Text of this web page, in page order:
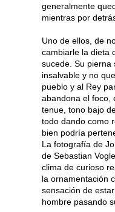
generalmente
mientras por
Uno de ellos, de
cambiarle la dieta
sucede. Su pierna
insalvable y no
pueblo y al Rey
abandona el foco,
tenue, tono bajo
todo dando como
bien podría
La fotografía de
de Sebastian
clima de curioso
la ornamentación
sensación de
hombre pasando